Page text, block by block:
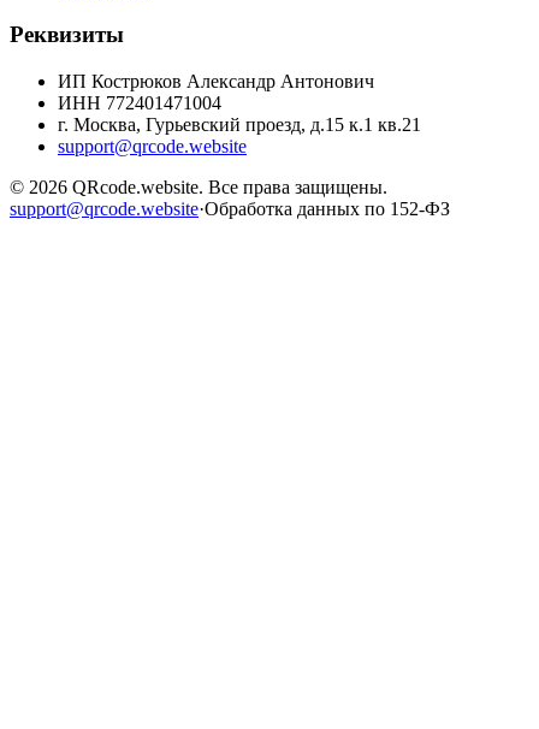
Реквизиты
ИП Кострюков Александр Антонович
ИНН 772401471004
г. Москва, Гурьевский проезд, д.15 к.1 кв.21
support@qrcode.website
© 2026 QRcode.website. Все права защищены.
support@qrcode.website·Обработка данных по 152-ФЗ